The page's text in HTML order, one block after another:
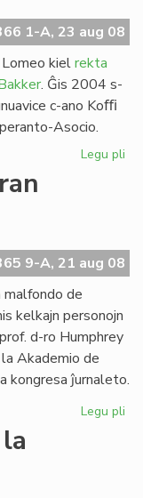
1-A, 23 aug 08
kielrekta
. Ĝis 2004 s-
c-ano Koﬃ
Asocio.
Legu pli
9-A, 21 aug 08
de
kelkajn personojn
d-ro Humphrey
Akademio de
kongresa ĵurnaleto.
Legu pli